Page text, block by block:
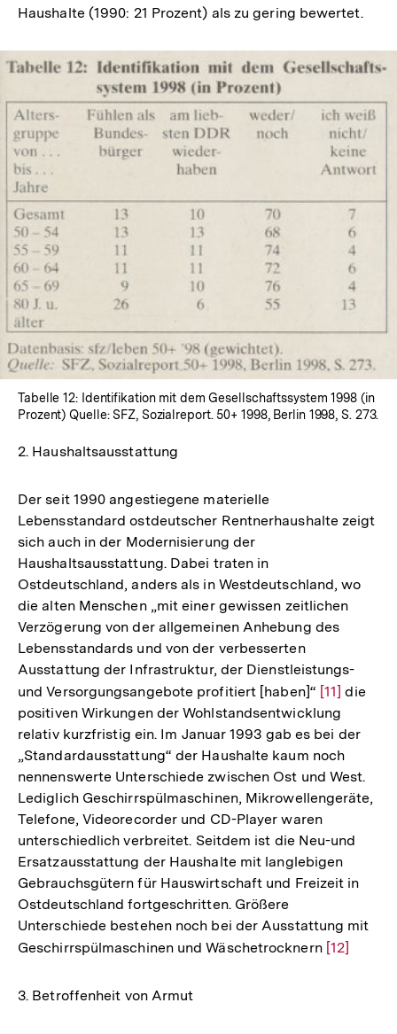
Haushalte (1990: 21 Prozent) als zu gering bewertet.
In
Lightbox
öffnen
Tabelle 12: Identifikation mit dem Gesellschaftssystem 1998 (in
Prozent) Quelle: SFZ, Sozialreport. 50+ 1998, Berlin 1998, S. 273.
2. Haushaltsausstattung
Der seit 1990 angestiegene materielle
Lebensstandard ostdeutscher Rentnerhaushalte zeigt
sich auch in der Modernisierung der
Haushaltsausstattung. Dabei traten in
Ostdeutschland, anders als in Westdeutschland, wo
die alten Menschen „mit einer gewissen zeitlichen
Verzögerung von der allgemeinen Anhebung des
Lebensstandards und von der verbesserten
Ausstattung der Infrastruktur, der Dienstleistungs-
und Versorgungsangebote profitiert [haben]“ Zur
Auflösung
der
Fußnote
[11] die
positiven Wirkungen der Wohlstandsentwicklung
relativ kurzfristig ein. Im Januar 1993 gab es bei der
„Standardausstattung“ der Haushalte kaum noch
nennenswerte Unterschiede zwischen Ost und West.
Lediglich Geschirrspülmaschinen, Mikrowellengeräte,
Telefone, Videorecorder und CD-Player waren
unterschiedlich verbreitet. Seitdem ist die Neu-und
Ersatzausstattung der Haushalte mit langlebigen
Gebrauchsgütern für Hauswirtschaft und Freizeit in
Ostdeutschland fortgeschritten. Größere
Unterschiede bestehen noch bei der Ausstattung mit
Geschirrspülmaschinen und Wäschetrocknern Zur
[12]
3. Betroffenheit von Armut